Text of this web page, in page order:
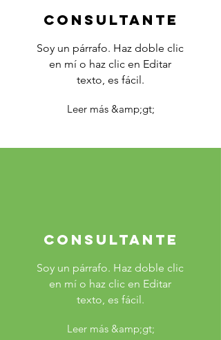
Consultante
Soy un párrafo. Haz doble clic
en mí o haz clic en Editar
texto, es fácil.
Leer más &amp;gt;
Consultante
Soy un párrafo. Haz doble clic
en mí o haz clic en Editar
texto, es fácil.
Leer más &amp;gt;